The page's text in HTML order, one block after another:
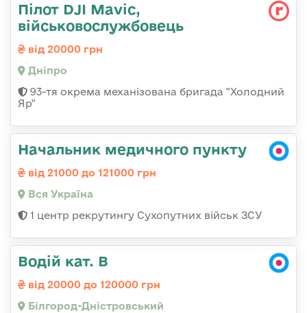
Пілот DJI Mavic,
військовослужбовець
від 20000 грн
Дніпро
93-тя окрема механізована бригада "Холодний
Яр"
Начальник медичного пункту
від 21000 до 121000 грн
Вся Україна
1 центр рекрутингу Сухопутних військ ЗСУ
Водій кат. В
від 20000 до 120000 грн
Білгород-Дністровський